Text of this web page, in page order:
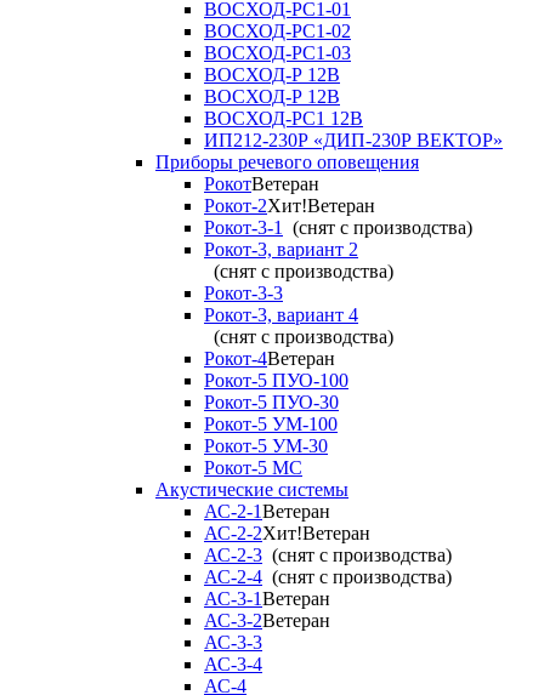
ВОСХОД-РС1-01
ВОСХОД-РС1-02
ВОСХОД-РС1-03
ВОСХОД-Р 12В
ВОСХОД-Р 12В
ВОСХОД-РС1 12В
ИП212-230Р «ДИП-230Р ВЕКТОР»
Приборы речевого оповещения
РокотВетеран
Рокот-2Хит!Ветеран
Рокот-3-1
(снят с производства)
Рокот-3, вариант 2
(снят с производства)
Рокот-3-3
Рокот-3, вариант 4
(снят с производства)
Рокот-4Ветеран
Рокот-5 ПУО-100
Рокот-5 ПУО-30
Рокот-5 УМ-100
Рокот-5 УМ-30
Рокот-5 МС
Акустические системы
АС-2-1Ветеран
АС-2-2Хит!Ветеран
АС-2-3 (снят с производства)
АС-2-4 (снят с производства)
АС-3-1Ветеран
АС-3-2Ветеран
АС-3-3
АС-3-4
АС-4